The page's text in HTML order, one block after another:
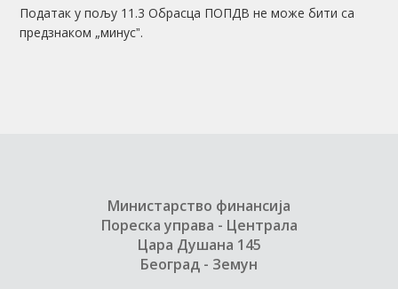
Податак у пољу 11.3 Обрасца ПОПДВ не може бити са
предзнаком „минусˮ.
Министарство финансија
Пореска управа - Централа
Цара Душана 145
Београд - Земун